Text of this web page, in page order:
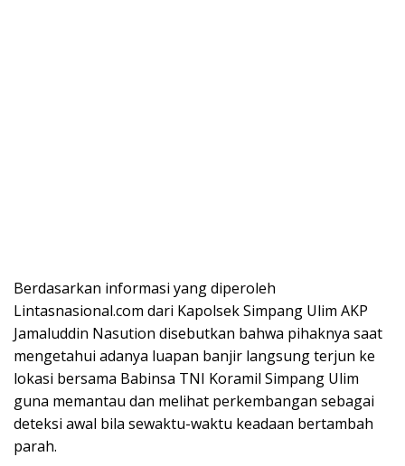
Berdasarkan informasi yang diperoleh
Lintasnasional.com dari Kapolsek Simpang Ulim AKP
Jamaluddin Nasution disebutkan bahwa pihaknya saat
mengetahui adanya luapan banjir langsung terjun ke
lokasi bersama Babinsa TNI Koramil Simpang Ulim
guna memantau dan melihat perkembangan sebagai
deteksi awal bila sewaktu-waktu keadaan bertambah
parah.